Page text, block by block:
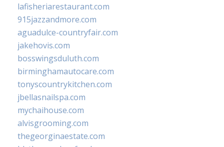
lafisheriarestaurant.com
915jazzandmore.com
aguadulce-countryfair.com
jakehovis.com
bosswingsduluth.com
birminghamautocare.com
tonyscountrykitchen.com
jbellasnailspa.com
mychaihouse.com
alvisgrooming.com
thegeorginaestate.com